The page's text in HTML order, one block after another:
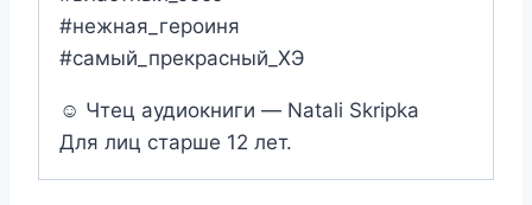
#нежная_героиня
#самый_прекрасный_ХЭ
☺ Чтец аудиокниги — Natali Skripka
Для лиц старше 12 лет.